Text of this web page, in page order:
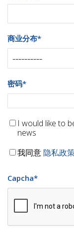
商业分布*
密码*
I would like to
news
我同意隐私政
Capcha*